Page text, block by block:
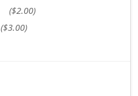
($2.00)
($3.00)